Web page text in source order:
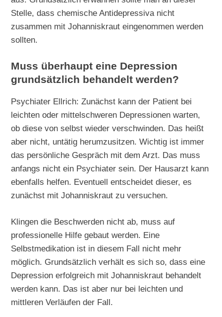
Stelle, dass chemische Antidepressiva nicht
zusammen mit Johanniskraut eingenommen werden
sollten.
Muss überhaupt eine Depression
grundsätzlich behandelt werden?
Psychiater Ellrich: Zunächst kann der Patient bei
leichten oder mittelschweren Depressionen warten,
ob diese von selbst wieder verschwinden. Das heißt
aber nicht, untätig herumzusitzen. Wichtig ist immer
das persönliche Gespräch mit dem Arzt. Das muss
anfangs nicht ein Psychiater sein. Der Hausarzt kann
ebenfalls helfen. Eventuell entscheidet dieser, es
zunächst mit Johanniskraut zu versuchen.
Klingen die Beschwerden nicht ab, muss auf
professionelle Hilfe gebaut werden. Eine
Selbstmedikation ist in diesem Fall nicht mehr
möglich. Grundsätzlich verhält es sich so, dass eine
Depression erfolgreich mit Johanniskraut behandelt
werden kann. Das ist aber nur bei leichten und
mittleren Verläufen der Fall.